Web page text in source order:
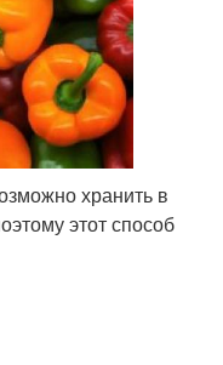
хранить в
этот способ